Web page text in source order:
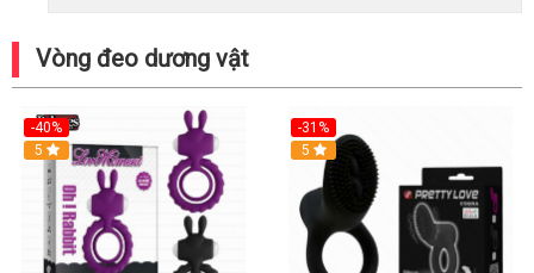
Vòng đeo dương vật
-40%
5
-31%
5